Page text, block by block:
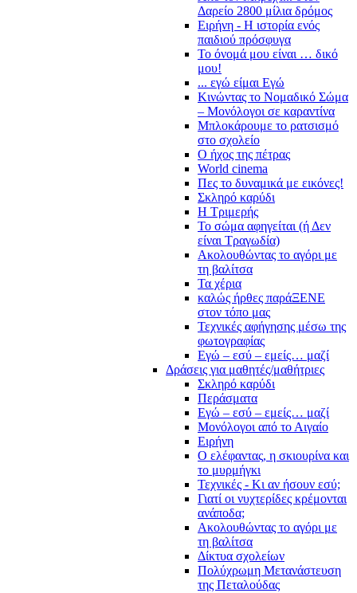
Δαρείο 2800 μίλια δρόμος
Ειρήνη - Η ιστορία ενός
παιδιού πρόσφυγα
Το όνομά μου είναι … δικό
μου!
... εγώ είμαι Εγώ
Κινώντας το Νομαδικό Σώμα
– Μονόλογοι σε καραντίνα
Μπλοκάρουμε το ρατσισμό
στο σχολείο
Ο ήχος της πέτρας
World cinema
Πες το δυναμικά με εικόνες!
Σκληρό καρύδι
Η Τριμερής
Το σώμα αφηγείται (ή Δεν
είναι Τραγωδία)
Ακολουθώντας το αγόρι με
τη βαλίτσα
Τα χέρια
καλώς ήρθες παράΞΕΝΕ
στον τόπο μας
Τεχνικές αφήγησης μέσω της
φωτογραφίας
Εγώ – εσύ – εμείς… μαζί
Δράσεις για μαθητές/μαθήτριες
Σκληρό καρύδι
Περάσματα
Εγώ – εσύ – εμείς… μαζί
Μονόλογοι από το Αιγαίο
Ειρήνη
Ο ελέφαντας, η σκιουρίνα και
το μυρμήγκι
Τεχνικές - Κι αν ήσουν εσύ;
Γιατί οι νυχτερίδες κρέμονται
ανάποδα;
Ακολουθώντας το αγόρι με
τη βαλίτσα
Δίκτυα σχολείων
Πολύχρωμη Μετανάστευση
της Πεταλούδας